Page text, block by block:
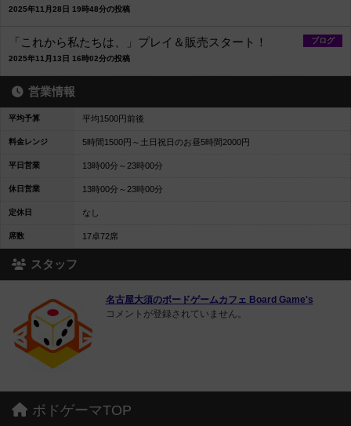
2025年11月28日 19時48分の投稿
ブログ
「これから私たちは、」プレイ＆販売スタート！
2025年11月13日 16時02分の投稿
営業情報
平均予算 平均1500円前後
料金レンジ 5時間1500円～土日祝日のお昼5時間2000円
平日営業 13時00分～23時00分
休日営業 13時00分～23時00分
定休日 なし
席数 17卓72席
スタッフ
名古屋大須のボードゲームカフェ Board Game's
コメントが登録されていません。
ボドゲーマTOP